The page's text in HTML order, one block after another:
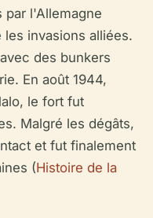
l'Allemagne
invasions alliées.
des bunkers
En août 1944,
le fort fut
Malgré les dégâts,
et fut finalement
(Histoire de la